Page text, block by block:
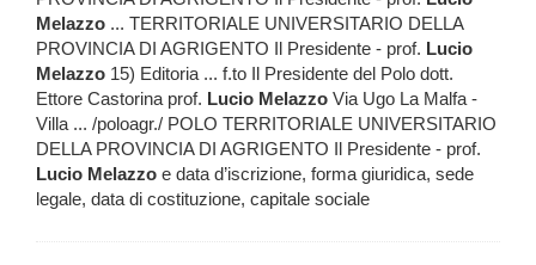
Melazzo ... TERRITORIALE UNIVERSITARIO DELLA
PROVINCIA DI AGRIGENTO Il Presidente - prof. Lucio
Melazzo 15) Editoria ... f.to Il Presidente del Polo dott.
Ettore Castorina prof. Lucio Melazzo Via Ugo La Malfa -
Villa ... /poloagr./ POLO TERRITORIALE UNIVERSITARIO
DELLA PROVINCIA DI AGRIGENTO Il Presidente - prof.
Lucio Melazzo e data d’iscrizione, forma giuridica, sede
legale, data di costituzione, capitale sociale